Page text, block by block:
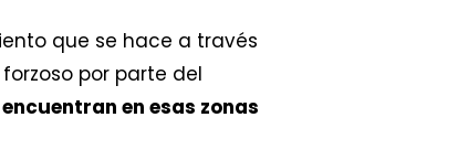
que se hace a través
por parte del
en esas zonas